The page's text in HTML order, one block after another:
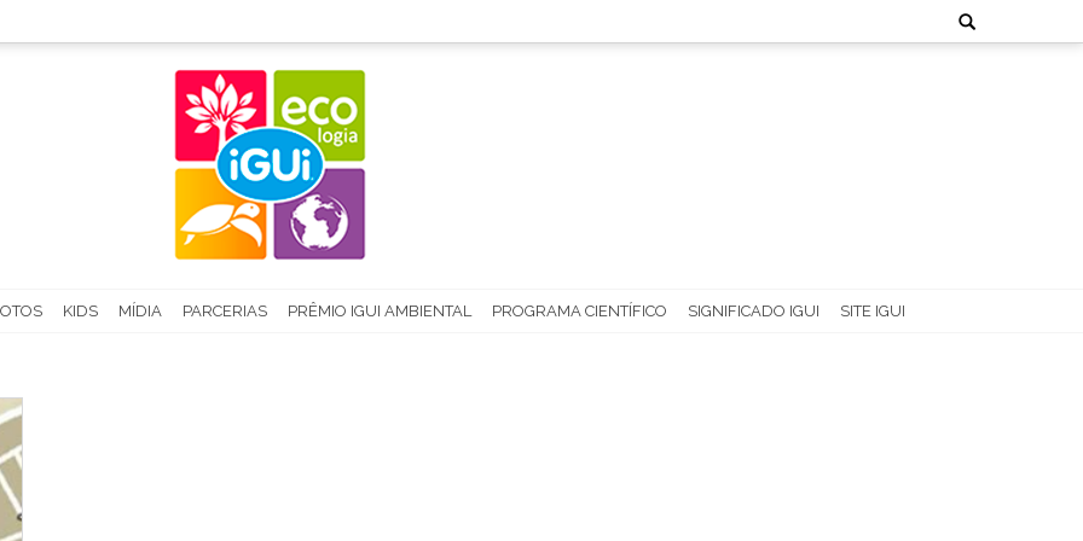
Search
for:
KIDS MÍDIA PARCERIAS PRÊMIO IGUI AMBIENTAL PROGRAMA CIENTÍFICO SIGNIFICADO IGUI SITE IGUI